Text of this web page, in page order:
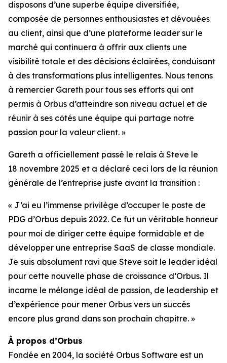
disposons d’une superbe équipe diversifiée,
composée de personnes enthousiastes et dévouées
au client, ainsi que d’une plateforme leader sur le
marché qui continuera à offrir aux clients une
visibilité totale et des décisions éclairées, conduisant
à des transformations plus intelligentes. Nous tenons
à remercier Gareth pour tous ses efforts qui ont
permis à Orbus d’atteindre son niveau actuel et de
réunir à ses côtés une équipe qui partage notre
passion pour la valeur client. »
Gareth a officiellement passé le relais à Steve le
18 novembre 2025 et a déclaré ceci lors de la réunion
générale de l’entreprise juste avant la transition :
« J’ai eu l’immense privilège d’occuper le poste de
PDG d’Orbus depuis 2022. Ce fut un véritable honneur
pour moi de diriger cette équipe formidable et de
développer une entreprise SaaS de classe mondiale.
Je suis absolument ravi que Steve soit le leader idéal
pour cette nouvelle phase de croissance d’Orbus. Il
incarne le mélange idéal de passion, de leadership et
d’expérience pour mener Orbus vers un succès
encore plus grand dans son prochain chapitre. »
À propos d’Orbus
Fondée en 2004, la société Orbus Software est un